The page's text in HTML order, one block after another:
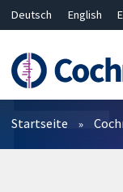
Deutsch English
Bahasa Malaysia
ไทย
简体中文
Filter
Startseite